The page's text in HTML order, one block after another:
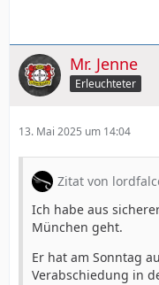
Mr. Jenne
Erleuchteter
13. Mai 2025 um 14:04
Zitat von
Ich habe aus
München geht.
Er hat am Sonntag
Verabschiedung in